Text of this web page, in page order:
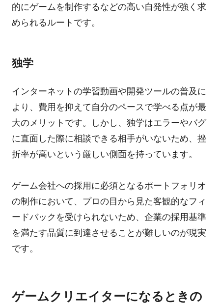
的にゲームを制作するなどの高い自発性が強く求
められるルートです。
独学
インターネットの学習動画や開発ツールの普及に
より、費用を抑えて自分のペースで学べる点が最
大のメリットです。しかし、独学はエラーやバグ
に直面した際に相談できる相手がいないため、挫
折率が高いという厳しい側面を持っています。
ゲーム会社への採用に必須となるポートフォリオ
の制作において、プロの目から見た客観的なフィ
ードバックを受けられないため、企業の採用基準
を満たす品質に到達させることが難しいのが現実
です。
ゲームクリエイターになるときの